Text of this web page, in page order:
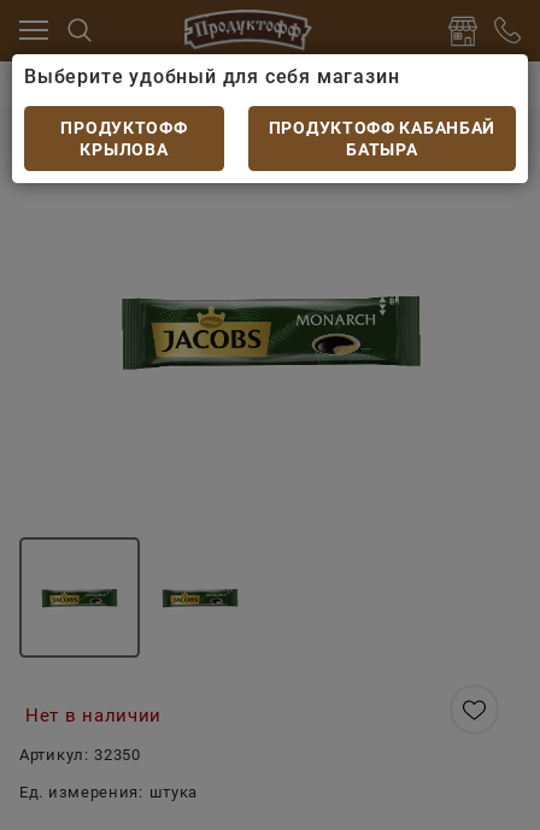
Чай, кофе порционный
Кофе Jacobs
Кофе Jacobs Monarch растворимый 1.8гр
Нет в наличии
Артикул: 32350
Ед. измерения: штука
Выберите удобный для себя магазин
ПРОДУКТОФФ
КРЫЛОВА
ПРОДУКТОФФ КАБАНБАЙ
БАТЫРА